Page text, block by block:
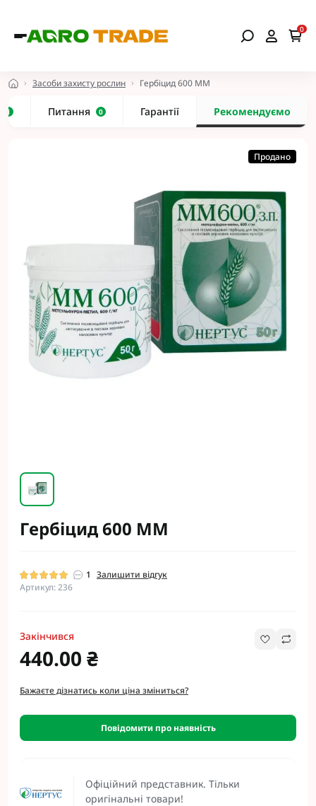
0
Засоби захисту рослин Гербіцид 600 ММ
1 Питання 0 Гарантії Рекомендуємо
Продано
Гербіцид 600 ММ
1 Залишити відгук
Артикул: 236
Офіційний представник. Тільки
оригінальні товари!
Закінчився
440.00 ₴
Бажаєте дізнатись коли ціна зміниться?
Повідомити про наявність